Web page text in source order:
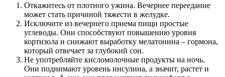
Откажитесь от плотного ужина. Вечернее переедание
может стать причиной тяжести в желудке.
Исключите из вечернего приема пищи простые
углеводы. Они способствуют повышению уровня
кортизола и снижают выработку мелатонина – гормона,
который отвечает за глубокий сон.
Не употребляйте кисломолочные продукты на ночь.
Они поднимают уровень инсулина, а значит, растет и